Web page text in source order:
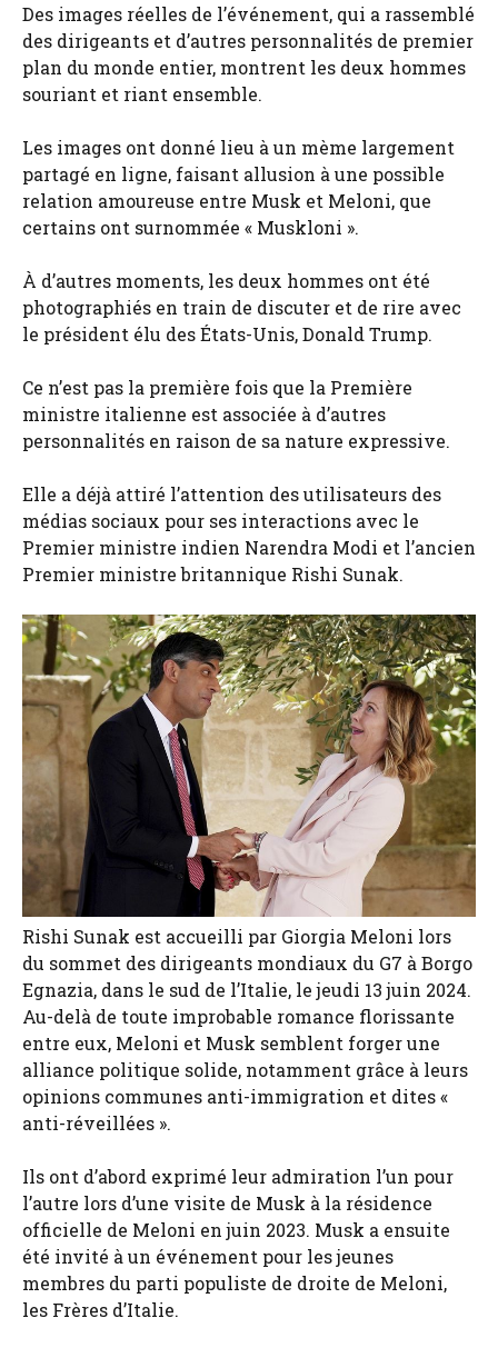
Des images réelles de l’événement, qui a rassemblé
des dirigeants et d’autres personnalités de premier
plan du monde entier, montrent les deux hommes
souriant et riant ensemble.
Les images ont donné lieu à un mème largement
partagé en ligne, faisant allusion à une possible
relation amoureuse entre Musk et Meloni, que
certains ont surnommée « Muskloni ».
À d’autres moments, les deux hommes ont été
photographiés en train de discuter et de rire avec
le président élu des États-Unis, Donald Trump.
Ce n’est pas la première fois que la Première
ministre italienne est associée à d’autres
personnalités en raison de sa nature expressive.
Elle a déjà attiré l’attention des utilisateurs des
médias sociaux pour ses interactions avec le
Premier ministre indien Narendra Modi et l’ancien
Premier ministre britannique Rishi Sunak.
Rishi Sunak est accueilli par Giorgia Meloni lors
du sommet des dirigeants mondiaux du G7 à Borgo
Egnazia, dans le sud de l’Italie, le jeudi 13 juin 2024.
Au-delà de toute improbable romance florissante
entre eux, Meloni et Musk semblent forger une
alliance politique solide, notamment grâce à leurs
opinions communes anti-immigration et dites «
anti-réveillées ».
Ils ont d’abord exprimé leur admiration l’un pour
l’autre lors d’une visite de Musk à la résidence
officielle de Meloni en juin 2023. Musk a ensuite
été invité à un événement pour les jeunes
membres du parti populiste de droite de Meloni,
les Frères d’Italie.